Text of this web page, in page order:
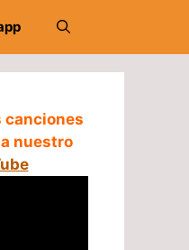
canciones
nuestro